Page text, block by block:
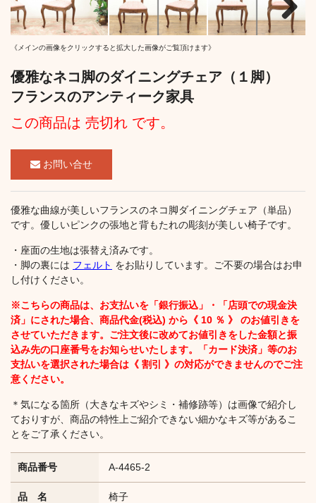
Next
《メインの画像をクリックすると拡大した画像がご覧頂けます》
優雅なネコ脚のダイニングチェア（１脚）
フランスのアンティーク家具
この商品は 売切れ です。
お問い合せ
優雅な曲線が美しいフランスのネコ脚ダイニングチェア（単品）
です。優しいピンクの張地と背もたれの彫刻が美しい椅子です。
・座面の生地は張替え済みです。
・脚の裏には フェルト をお貼りしています。ご不要の場合はお申
し付けください。
※こちらの商品は、お支払いを「銀行振込」・「店頭での現金決
済」にされた場合、商品代金(税込) から《 10 ％ 》 のお値引きを
させていただきます。ご注文後に改めてお値引きをした金額と振
込み先の口座番号をお知らせいたします。「カード決済」等のお
支払いを選択された場合は《 割引 》の対応ができませんのでご注
意ください。
＊気になる箇所（大きなキズやシミ・補修跡等）は画像で紹介し
ておりすが、商品の特性上ご紹介できない細かなキズ等があるこ
とをご了承ください。
商品番号 A-4465-2
品 名 椅子